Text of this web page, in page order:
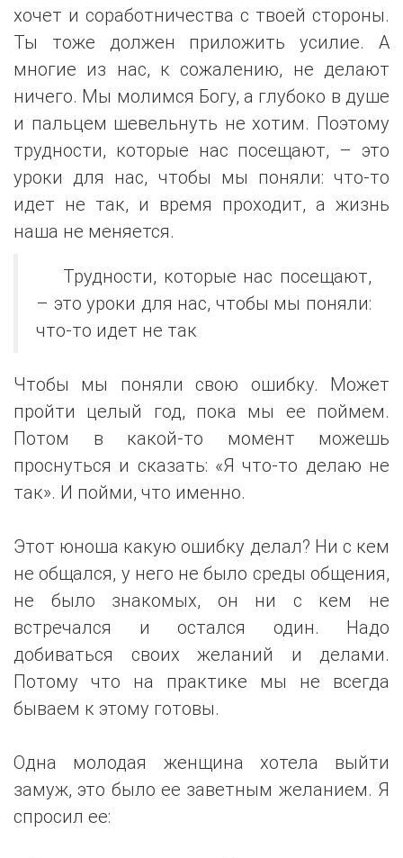
хочет и соработничества с твоей стороны.
Ты тоже должен приложить усилие. А
многие из нас, к сожалению, не делают
ничего. Мы молимся Богу, а глубоко в душе
и пальцем шевельнуть не хотим. Поэтому
трудности, которые нас посещают, – это
уроки для нас, чтобы мы поняли: что-то
идет не так, и время проходит, а жизнь
наша не меняется.
Трудности, которые нас посещают,
– это уроки для нас, чтобы мы поняли:
что-то идет не так
Чтобы мы поняли свою ошибку. Может
пройти целый год, пока мы ее поймем.
Потом в какой-то момент можешь
проснуться и сказать: «Я что-то делаю не
так». И пойми, что именно.
Этот юноша какую ошибку делал? Ни с кем
не общался, у него не было среды общения,
не было знакомых, он ни с кем не
встречался и остался один. Надо
добиваться своих желаний и делами.
Потому что на практике мы не всегда
бываем к этому готовы.
Одна молодая женщина хотела выйти
замуж, это было ее заветным желанием. Я
спросил ее: